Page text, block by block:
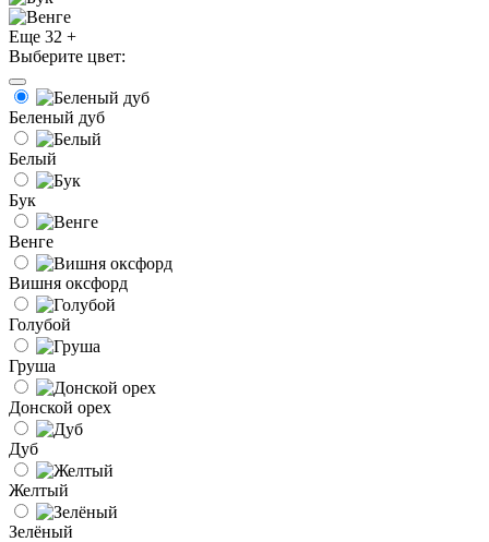
Еще 32 +
Выберите цвет:
Беленый дуб
Белый
Бук
Венге
Вишня оксфорд
Голубой
Груша
Донской орех
Дуб
Желтый
Зелёный